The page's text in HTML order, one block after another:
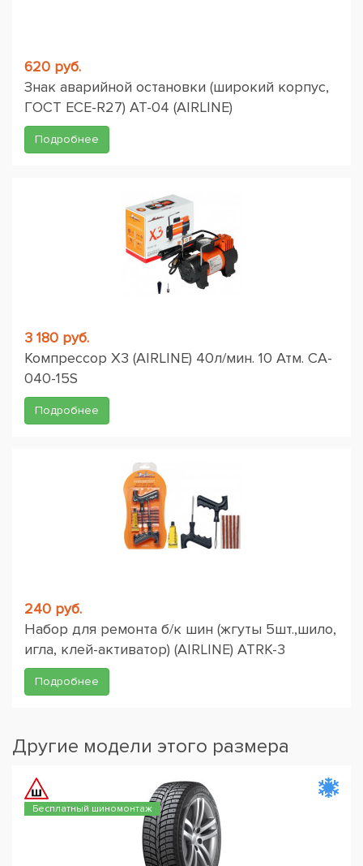
620 руб.
Знак аварийной остановки (широкий корпус,
ГОСТ ЕСЕ-R27) AT-04 (AIRLINE)
Подробнее
3 180 руб.
Компрессор X3 (AIRLINE) 40л/мин. 10 Атм. CA-
040-15S
Подробнее
240 руб.
Набор для ремонта б/к шин (жгуты 5шт.,шило,
игла, клей-активатор) (AIRLINE) ATRK-3
Подробнее
Другие модели этого размера
Бесплатный шиномонтаж